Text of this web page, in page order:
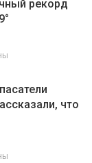
рекорд
что